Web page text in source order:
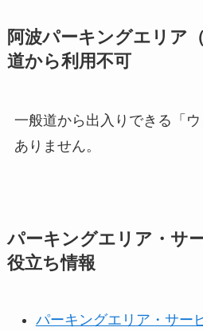
阿波パーキングエリア
道から利用不可
一般道から出入りできる「
ありません。
パーキングエリア・サ
役立ち情報
パーキングエリア・サー